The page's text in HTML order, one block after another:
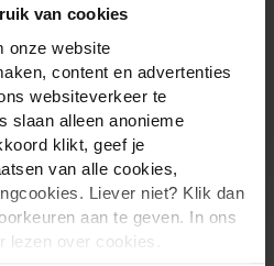
van cookies
onze website
content en advertenties
websiteverkeer te
slaan alleen anonieme
klikt, geef je
van alle cookies,
Liever niet? Klik dan
aan te geven. In ons
lezen over cookies.
offerte